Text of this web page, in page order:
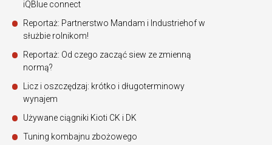
iQBlue connect
Reportaż: Partnerstwo Mandam i Industriehof w
służbie rolnikom!
Reportaż: Od czego zacząć siew ze zmienną
normą?
Licz i oszczędzaj: krótko i długoterminowy
wynajem
Używane ciągniki Kioti CK i DK
Tuning kombajnu zbożowego